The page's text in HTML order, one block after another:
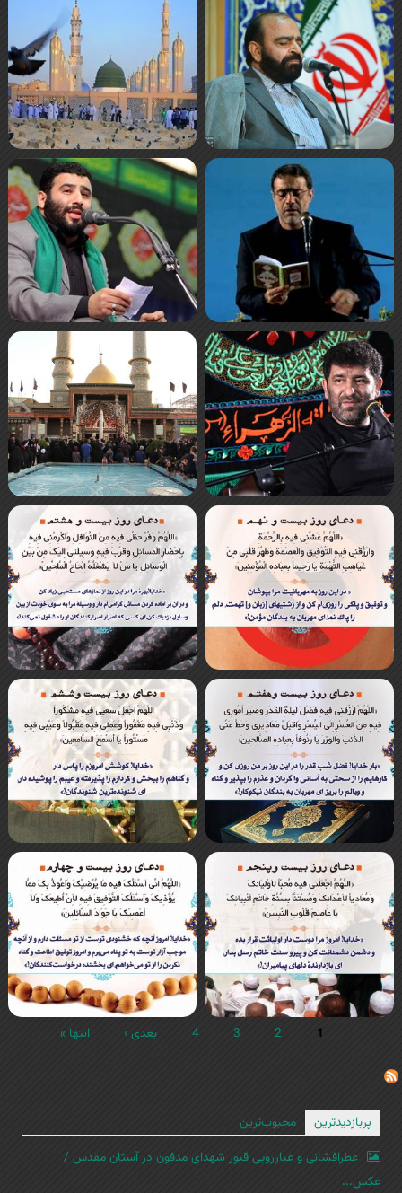
صفحه‌ها
1
2
3
4 بعدی › انتها »
پربازدیدترین
محبوب‌ترین
عطرافشانی و غبارروبی قبور شهدای مدفون در آستان مقدس /
عکس...